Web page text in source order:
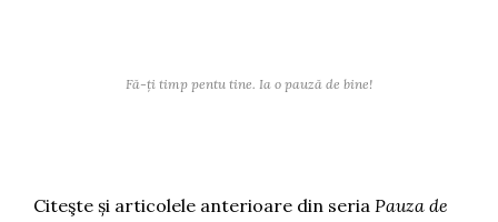
Fă-ți timp pentu tine. Ia o pauză de bine!
Citeşte și articolele anterioare din seria Pauza de